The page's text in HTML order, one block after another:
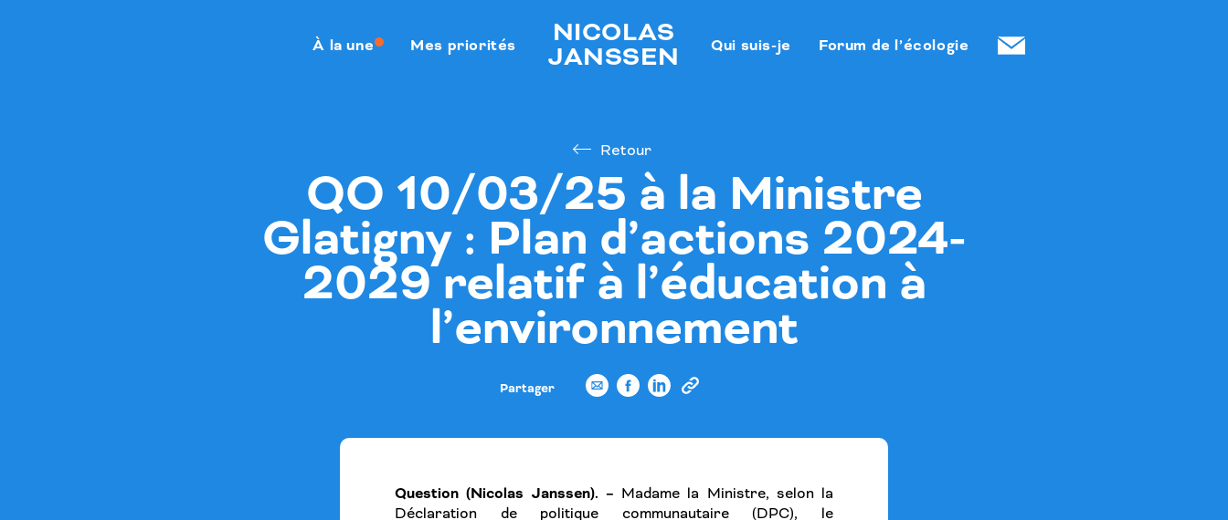
À la une Mes priorités NICOLAS
JANSSEN Qui suis-je Forum de l’écologie
Retour
QO 10/03/25 à la Ministre
Glatigny : Plan d’actions 2024-
2029 relatif à l’éducation à
l’environnement
Partager
Question (Nicolas Janssen). – Madame la Ministre, selon la
Déclaration de politique communautaire (DPC), le